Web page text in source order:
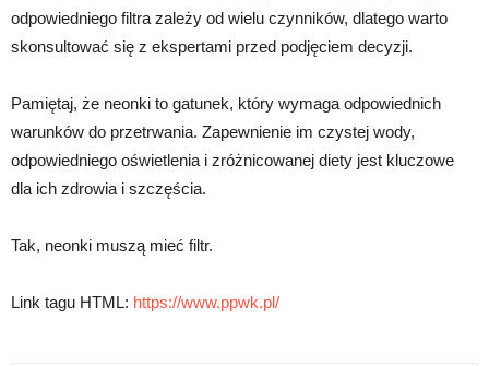
odpowiedniego filtra zależy od wielu czynników, dlatego warto
skonsultować się z ekspertami przed podjęciem decyzji.
Pamiętaj, że neonki to gatunek, który wymaga odpowiednich
warunków do przetrwania. Zapewnienie im czystej wody,
odpowiedniego oświetlenia i zróżnicowanej diety jest kluczowe
dla ich zdrowia i szczęścia.
Tak, neonki muszą mieć filtr.
Link tagu HTML: https://www.ppwk.pl/